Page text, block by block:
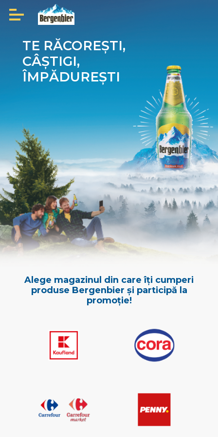
TE RĂCOREȘTI,
CÂȘTIGI,
ÎMPĂDUREȘTI
Alege magazinul din care îţi cumperi
produse Bergenbier și participă la
promoție!